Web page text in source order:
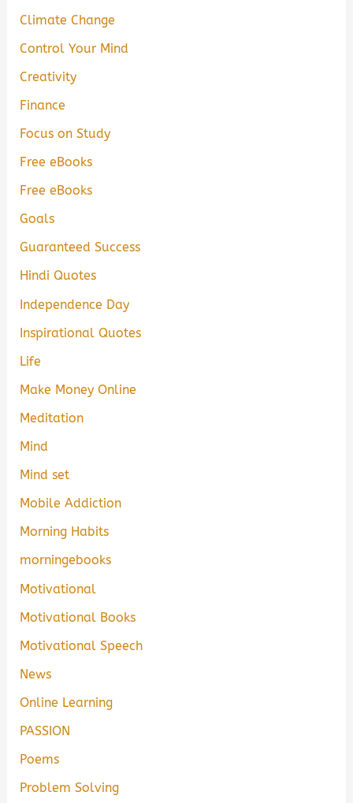
Climate Change
Control Your Mind
Creativity
Finance
Focus on Study
Free eBooks
Free eBooks
Goals
Guaranteed Success
Hindi Quotes
Independence Day
Inspirational Quotes
Life
Make Money Online
Meditation
Mind
Mind set
Mobile Addiction
Morning Habits
morningebooks
Motivational
Motivational Books
Motivational Speech
News
Online Learning
PASSION
Poems
Problem Solving